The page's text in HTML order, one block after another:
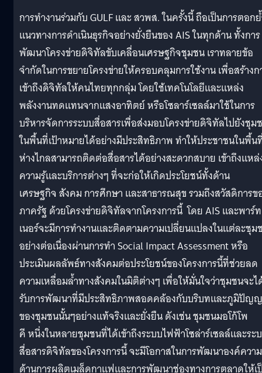
การทำงานร่วมกับ GULF และ สวพส. ในครั้งนี้ ถือเป็นการตอก
แนวทางการดำเนินธุรกิจอย่างยั่งยืนของ AIS ในทุกด้าน ทั้งการ
พัฒนาโครงข่ายดิจิทัลขับเคลื่อนเศรษฐกิจชุมชน เราทลายข้อ
จำกัดในการขยายโครงข่ายให้ครอบคลุมการใช้งาน เพื่อสร้างก
เข้าถึงดิจิทัลให้คนไทยทุกกลุ่ม โดยใช้เทคโนโลยีและแหล่ง
พลังงานทดแทนจากแสงอาทิตย์ หรือโซลาร์เซลล์มาใช้ในการ
บริหารจัดการระบบสื่อสารเพื่อส่งมอบโครงข่ายดิจิทัลไปยังชุม
ในพื้นที่เป้าหมายได้อย่างมีประสิทธิภาพ ทำให้ประชาชนในพื้น
ห่างไกลสามารถติดต่อสื่อสารได้อย่างสะดวกสบาย เข้าถึงแหล่
ความรู้และบริการต่างๆ ที่จะก่อให้เกิดประโยชน์ทั้งด้าน
เศรษฐกิจ สังคม การศึกษา และสาธารณสุข รวมถึงสวัสดิการข
ภาครัฐ ด้วยโครงข่ายดิจิทัลจากโครงการนี้ โดย AIS และพาร์ท
เนอร์จะมีการทำงานและติดตามความเปลี่ยนแปลงในแต่ละชุม
อย่างต่อเนื่องผ่านการทำ Social Impact Assessment หรือ
ประเมินผลลัพธ์ทางสังคมต่อประโยชน์ของโครงการนี้ที่ช่วยลด
ความเหลื่อมล้ำทางสังคมในมิติต่างๆ เพื่อให้มั่นใจว่าชุมชนจะไ
รับการพัฒนาที่มีประสิทธิภาพสอดคล้องกับบริบทและภูมิปัญ
ของชุมชนนั้นๆอย่างแท้จริงและยั่งยืน ดังเช่น ชุมชนมอโก้โพ
คี หนึ่งในหลายชุมชนที่ได้เข้าถึงระบบไฟฟ้าโซล่าร์เซลล์และระ
สื่อสารดิจิทัลของโครงการนี้ จะมีโอกาสในการพัฒนาองค์ควา
ด้านการผลิตเมล็ดกาแฟและการพัฒนาช่องทางการตลาดให้เ